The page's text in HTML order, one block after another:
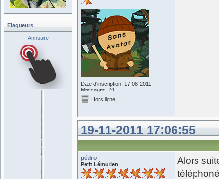
Date d'inscription: 17-08-2011
Messages: 24
Hors ligne
19-11-2011 17:06:55
pédro
Petit Lémurien
Alors
Elagueurs
Annuaire